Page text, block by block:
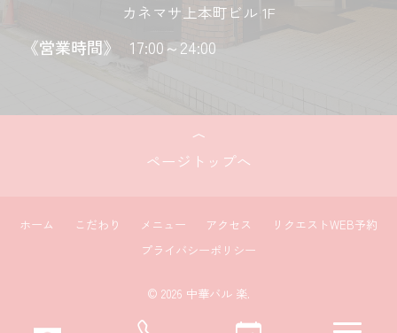
カネマサ上本町ビル 1F
《営業時間》 17:00～24:00
ページトップへ
ホーム こだわり メニュー アクセス
リクエストWEB予約
プライバシーポリシー
© 2026 中華バル 楽.